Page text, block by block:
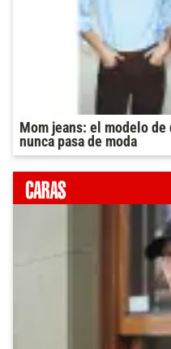
Mom jeans: el modelo
nunca pasa de moda